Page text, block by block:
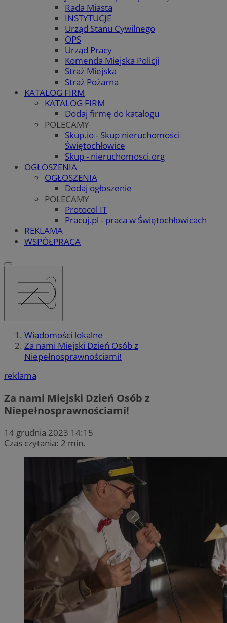
Rada Miasta
INSTYTUCJE
Urząd Stanu Cywilnego
OPS
Urząd Pracy
Komenda Miejska Policji
Straż Miejska
Straż Pożarna
KATALOG FIRM
KATALOG FIRM
Dodaj firmę do katalogu
POLECAMY
Skup.io - Skup nieruchomości
Świętochłowice
Skup - nieruchomosci.org
OGŁOSZENIA
OGŁOSZENIA
Dodaj ogłoszenie
POLECAMY
Protocol IT
Pracuj.pl - praca w Świętochłowicach
REKLAMA
WSPÓŁPRACA
Wiadomości lokalne
Za nami Miejski Dzień Osób z
Niepełnosprawnościami!
reklama
Za nami Miejski Dzień Osób z
Niepełnosprawnościami!
14 grudnia 2023 14:15
Czas czytania: 2 min.